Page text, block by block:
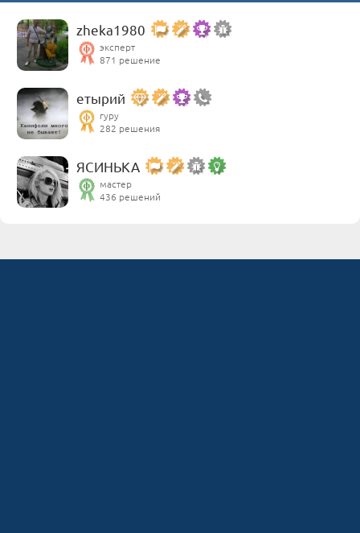
zheka1980
эксперт
871 решение
етырий
гуру
282 решения
ЯСИНЬКА
мастер
436 решений